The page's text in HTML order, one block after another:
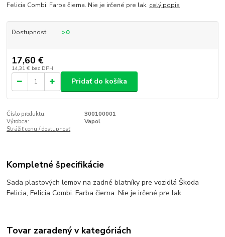
Felicia Combi. Farba čierna. Nie je irčené pre lak. celý popis
Dostupnosť >0
17,60 €
14,31 € bez DPH
Pridať do košíka
Číslo produktu:
300100001
Výrobca:
Vapol
Strážiť cenu / dostupnosť
Kompletné špecifikácie
Sada plastových lemov na zadné blatníky pre vozidlá Škoda
Felicia, Felicia Combi. Farba čierna. Nie je irčené pre lak.
Tovar zaradený v kategóriách